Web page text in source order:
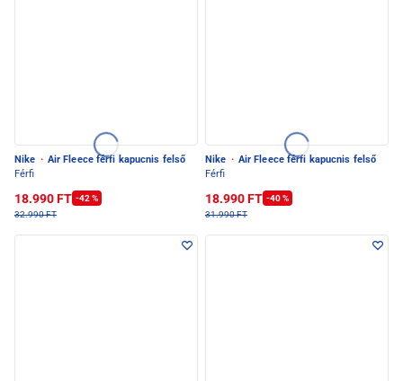
Nike · Air Fleece férfi kapucnis felső
Férfi
18.990 FT -42 %
32.990 FT
Nike · Air Fleece férfi kapucnis felső
Férfi
18.990 FT -40 %
31.990 FT